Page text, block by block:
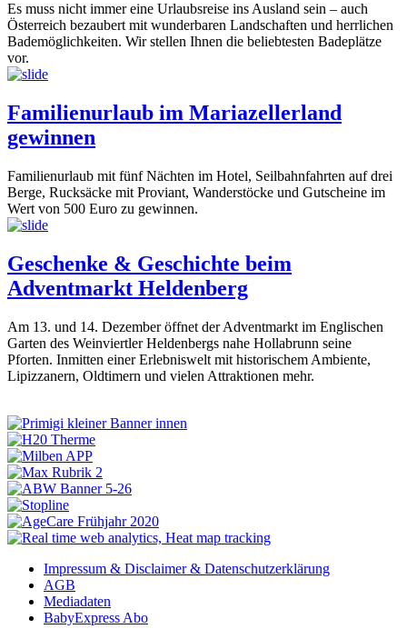
Es muss nicht immer eine Urlaubsreise ins Ausland sein – auch
Österreich bezaubert mit wunderbaren Landschaften und herrlichen
Bademöglichkeiten. Wir stellen Ihnen die beliebtesten Badeplätze
vor.
Familienurlaub im Mariazellerland
gewinnen
Familienurlaub mit fünf Nächten im Hotel, Seilbahnfahrten auf drei
Berge, Rucksäcke mit Proviant, Wanderstöcke und Gutscheine im
Wert von 500 Euro zu gewinnen.
Geschenke & Geschichte beim
Adventmarkt Heldenberg
Am 13. und 14. Dezember öffnet der Adventmarkt im Englischen
Garten des Weinviertler Heldenbergs nahe Hollabrunn seine
Pforten. Inmitten einer Erlebniswelt mit historischem Ambiente,
Lipizzanern, Oldtimern und vielen Attraktionen mehr.
Impressum & Disclaimer & Datenschutzerklärung
AGB
Mediadaten
BabyExpress Abo